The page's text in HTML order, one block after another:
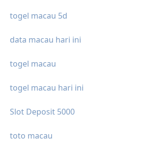
togel macau 5d
data macau hari ini
togel macau
togel macau hari ini
Slot Deposit 5000
toto macau